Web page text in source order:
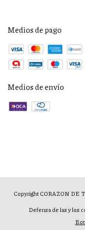
Medios de pago
Medios de envío
Copyright CORAZON DE
Defensa de las y los